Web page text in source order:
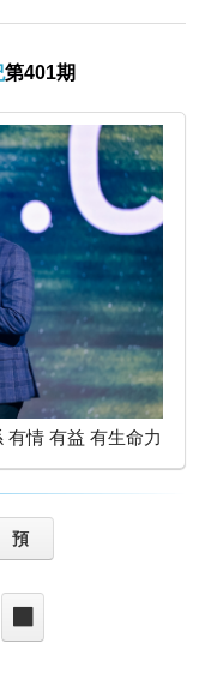
第401期
美商百雅康｜超越夥伴關係的關係 有情 有益 有生命力
預